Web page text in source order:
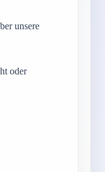
unsere
oder